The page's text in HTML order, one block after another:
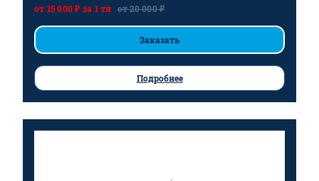
от 15 000 ₽ за 1 тн от 20 000 ₽
Заказать
Подробнее